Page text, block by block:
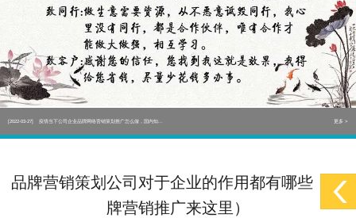
[2022-05-29] 实体门店如何做网络推广吸引客户，实体店网络营销技巧... 更多 >
[2022-05-04] 污水处理设备厂家产品如何做网络推广（污水处理项目网... 更多 >
[2022-03-27] 疫情当下公司企业品牌网络营销策划推广怎么做，国内知... 更多 >
[2022-05-29] 实体门店如何做网络推广吸引客户，实体店网络营销技巧...
污水处理设备厂家产品如何做网络推广（污水处理项目网... 更多 >
品牌营销策划公司对于企业的作用都有哪些（品
牌营销推广来这里）